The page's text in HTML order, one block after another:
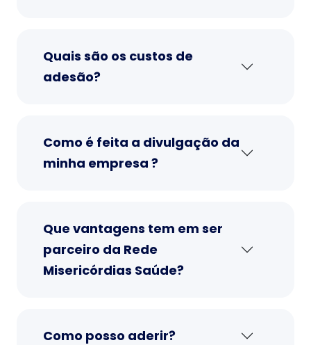
Quais são os custos de
adesão?
Como é feita a divulgação da
minha empresa ?
Que vantagens tem em ser
parceiro da Rede
Misericórdias Saúde?
Como posso aderir?